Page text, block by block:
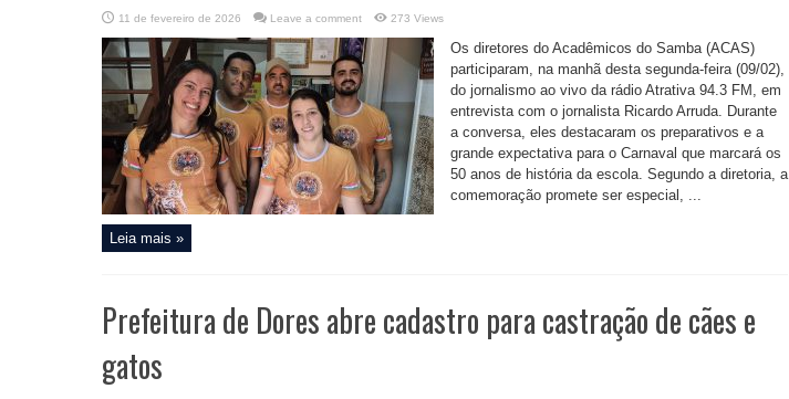
11 de fevereiro de 2026 Leave a comment 273 Views
Os diretores do Acadêmicos do Samba (ACAS)
participaram, na manhã desta segunda-feira (09/02),
do jornalismo ao vivo da rádio Atrativa 94.3 FM, em
entrevista com o jornalista Ricardo Arruda. Durante
a conversa, eles destacaram os preparativos e a
grande expectativa para o Carnaval que marcará os
50 anos de história da escola. Segundo a diretoria, a
comemoração promete ser especial, ...
Leia mais »
Prefeitura de Dores abre cadastro para castração de cães e
gatos